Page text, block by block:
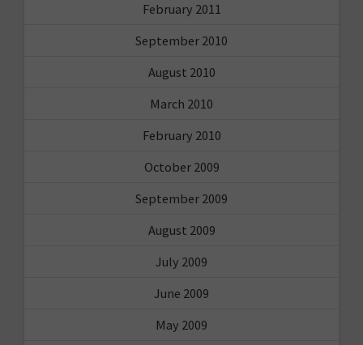
February 2011
September 2010
August 2010
March 2010
February 2010
October 2009
September 2009
August 2009
July 2009
June 2009
May 2009